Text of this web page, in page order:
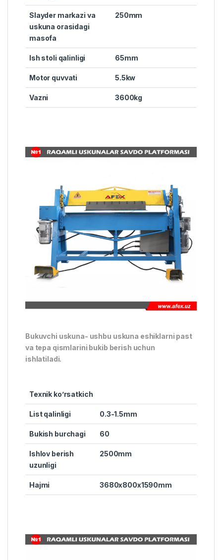
Slayder markazi va
uskuna orasidagi
masofa
250mm
Ish stoli qalinligi 65mm
Motor quvvati 5.5kw
Vazni 3600kg
Bukuvchi uskuna- ushbu uskuna eshiklarni past
va tepa qismlarini bukib berish uchun
ishlatiladi.
Texnik ko’rsatkich
List qalinligi 0.3-1.5mm
Bukish burchagi 60
Ishlov berish
uzunligi
2500mm
Hajmi 3680x800x1590mm